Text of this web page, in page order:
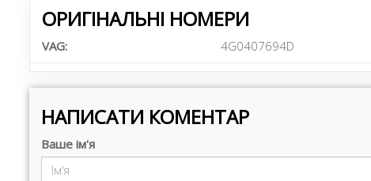
ОРИГІНАЛЬНІ НОМЕРИ
VAG: 4G0407694D
НАПИСАТИ КОМЕНТАР
Ваше ім'я